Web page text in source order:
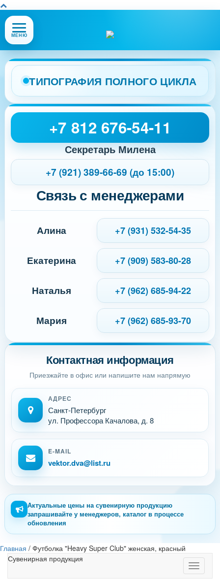
Открыть
или
меню
сайта
МЕНЮ
ТИПОГРАФИЯ ПОЛНОГО ЦИКЛА
Контактная информация
Приезжайте в офис или напишите нам напрямую
АДРЕС
Санкт-Петербург
ул. Профессора Качалова, д. 8
E-MAIL
vektor.dva@list.ru
+7 812 676-54-11
Секретарь Милена
+7 (921) 389-66-69 (до 15:00)
Связь с менеджерами
Алина +7 (931) 532-54-35
Екатерина +7 (909) 583-80-28
Наталья +7 (962) 685-94-22
Мария +7 (962) 685-93-70
Актуальные цены на сувенирную продукцию
запрашивайте у менеджеров, каталог в процессе
обновления
Главная / Футболка "Heavy Super Club" женская, красный
Toggle
Сувенирная продукция